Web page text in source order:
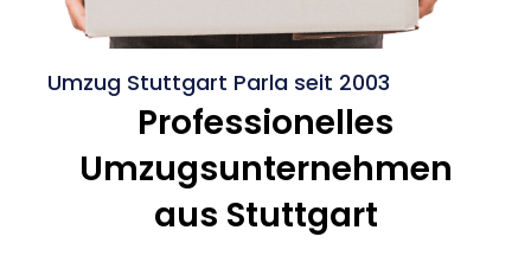
Umzug Stuttgart Parla seit 2003
Professionelles
Umzugsunternehmen
aus Stuttgart